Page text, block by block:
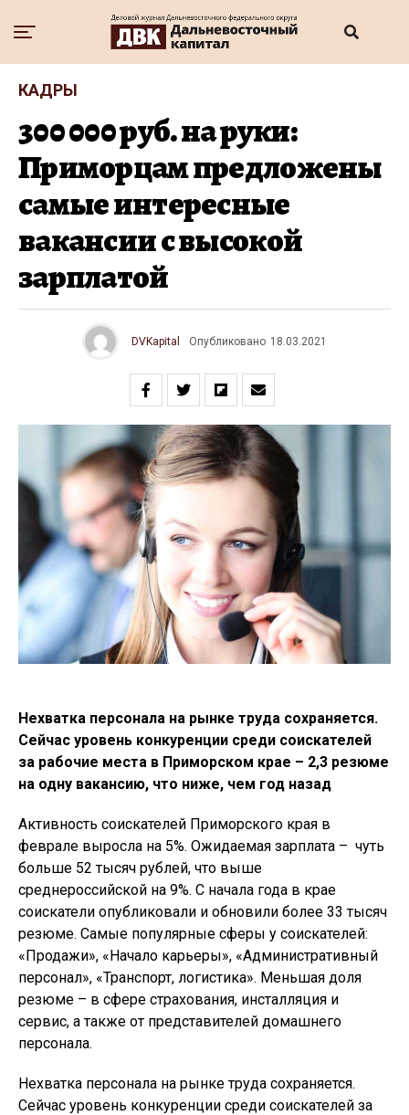
КАДРЫ
300 000 руб. на руки:
Приморцам предложены
самые интересные
вакансии с высокой
зарплатой
DVKapital Опубликовано 18.03.2021
Нехватка персонала на рынке труда сохраняется.
Сейчас уровень конкуренции среди соискателей
за рабочие места в Приморском крае – 2,3 резюме
на одну вакансию, что ниже, чем год назад
Активность соискателей Приморского края в
феврале выросла на 5%. Ожидаемая зарплата – чуть
больше 52 тысяч рублей, что выше
среднероссийской на 9%. С начала года в крае
соискатели опубликовали и обновили более 33 тысяч
резюме. Самые популярные сферы у соискателей:
«Продажи», «Начало карьеры», «Административный
персонал», «Транспорт, логистика». Меньшая доля
резюме – в сфере страхования, инсталляция и
сервис, а также от представителей домашнего
персонала.
Нехватка персонала на рынке труда сохраняется.
Сейчас уровень конкуренции среди соискателей за